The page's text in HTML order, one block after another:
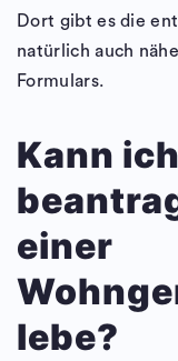
Dort gibt es die
natürlich auch
Formulars.
Kann
einer
lebe?